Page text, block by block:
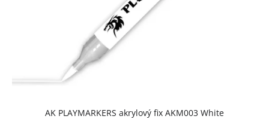
AK PLAYMARKERS akrylový fix AKM003 White